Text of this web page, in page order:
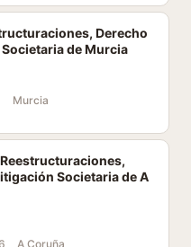
Derecho
de Murcia
Murcia
Societaria de A
A Coruña